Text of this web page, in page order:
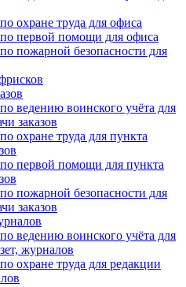
охране труда для офиса
первой помощи для офиса
пожарной безопасности для
ведению воинского учёта для
заказов
охране труда для пункта
первой помощи для пункта
пожарной безопасности для
заказов
ведению воинского учёта для
журналов
охране труда для редакции